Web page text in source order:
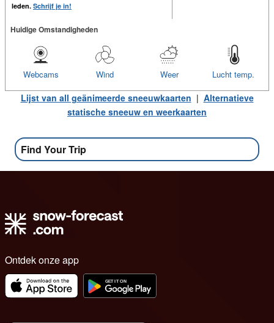
leden. Schrijf je in!
Huidige Omstandigheden
Lucht temp.
Weer
Wind
Webcams
Lijst van all geänimeerde sneeuwkaarten | Alternatieve
statische sneeuw en weerkaarten
Find Your Trip
Ontdek onze app